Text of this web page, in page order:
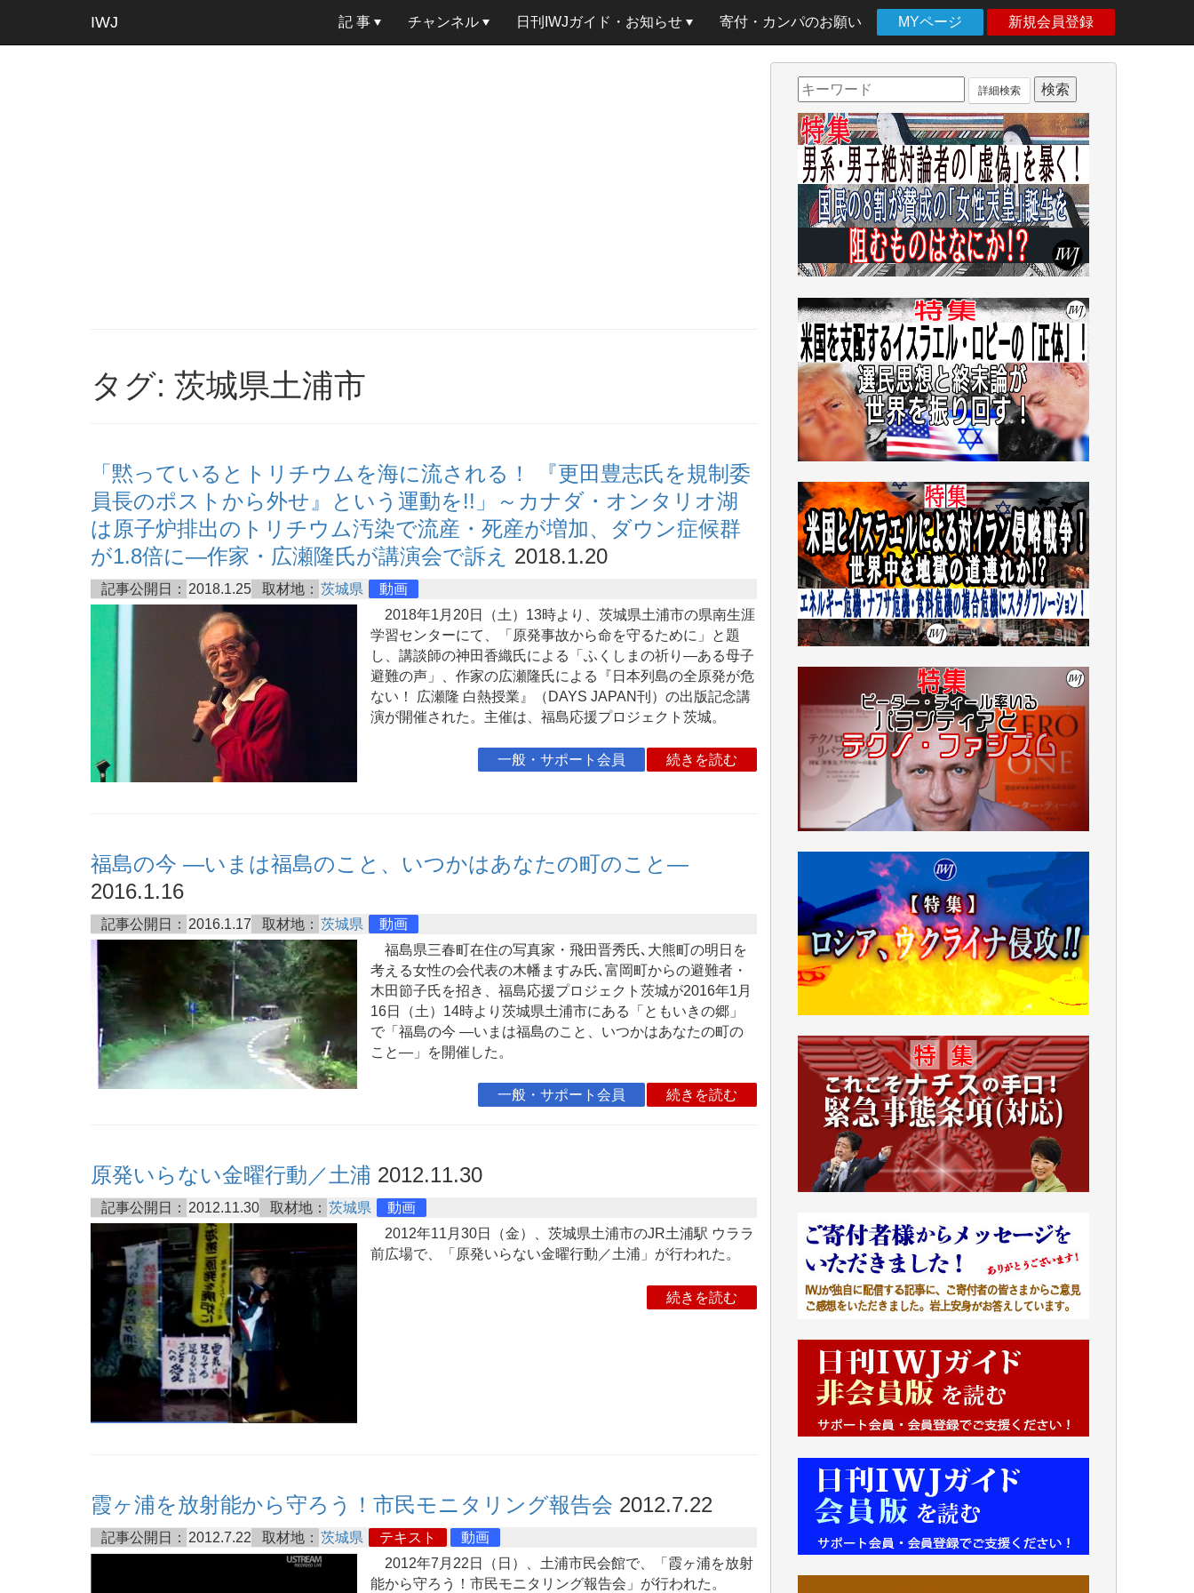
IWJ 記 事 チャンネル 日刊IWJガイド・お知らせ 寄付・カンパのお願い MYページ 新規会員登録
タグ: 茨城県土浦市
「黙っているとトリチウムを海に流される！ 『更田豊志氏を規制委
員長のポストから外せ』という運動を!!」～カナダ・オンタリオ湖
は原子炉排出のトリチウム汚染で流産・死産が増加、ダウン症候群
が1.8倍に―作家・広瀬隆氏が講演会で訴え
2018.1.20
記事公開日： 2018.1.25 取材地： 茨城県
動画
2018年1月20日（土）13時より、茨城県土浦市の県南生涯
学習センターにて、「原発事故から命を守るために」と題
し、講談師の神田香織氏による「ふくしまの祈り―ある母子
避難の声」、作家の広瀬隆氏による『日本列島の全原発が危
ない！ 広瀬隆 白熱授業』（DAYS JAPAN刊）の出版記念講
演が開催された。主催は、福島応援プロジェクト茨城。
一般・サポート会員 続きを読む
福島の今 ―いまは福島のこと、いつかはあなたの町のこと―
2016.1.16
記事公開日： 2016.1.17 取材地： 茨城県
動画
福島県三春町在住の写真家・飛田晋秀氏､大熊町の明日を
考える女性の会代表の木幡ますみ氏､富岡町からの避難者・
木田節子氏を招き、福島応援プロジェクト茨城が2016年1月
16日（土）14時より茨城県土浦市にある「ともいきの郷」
で「福島の今 ―いまは福島のこと、いつかはあなたの町の
こと―」を開催した。
一般・サポート会員 続きを読む
原発いらない金曜行動／土浦 2012.11.30
記事公開日： 2012.11.30 取材地： 茨城県
動画
2012年11月30日（金）、茨城県土浦市のJR土浦駅 ウララ
前広場で、「原発いらない金曜行動／土浦」が行われた。
続きを読む
霞ヶ浦を放射能から守ろう！市民モニタリング報告会 2012.7.22
記事公開日： 2012.7.22 取材地： 茨城県 テキスト
動画
2012年7月22日（日）、土浦市民会館で、「霞ヶ浦を放射
能から守ろう！市民モニタリング報告会」が行われた。
詳細検索